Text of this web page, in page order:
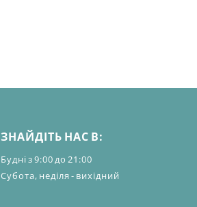
ЗНАЙДІТЬ НАС В:
Будні з 9:00 до 21:00
Субота, неділя - вихідний